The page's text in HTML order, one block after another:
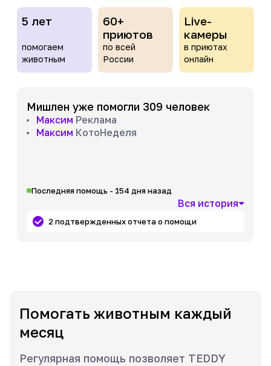
5 лет
помогаем
животным
60+
приютов
по всей
России
Live-
камеры
в приютах
онлайн
Мишлен уже помогли 309 человек
Максим Реклама
Максим КотоНеделя
Последняя помощь - 154 дня назад
Вся история
2 подтвержденных отчета о помощи
Помогать животным каждый
месяц
Регулярная помощь позволяет TEDDY